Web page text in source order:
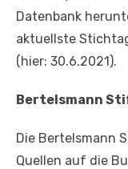
Datenbank
aktuellste
(hier: 30.6.2021).
Bertelsmann
Die Bertelsmann
Quellen auf die